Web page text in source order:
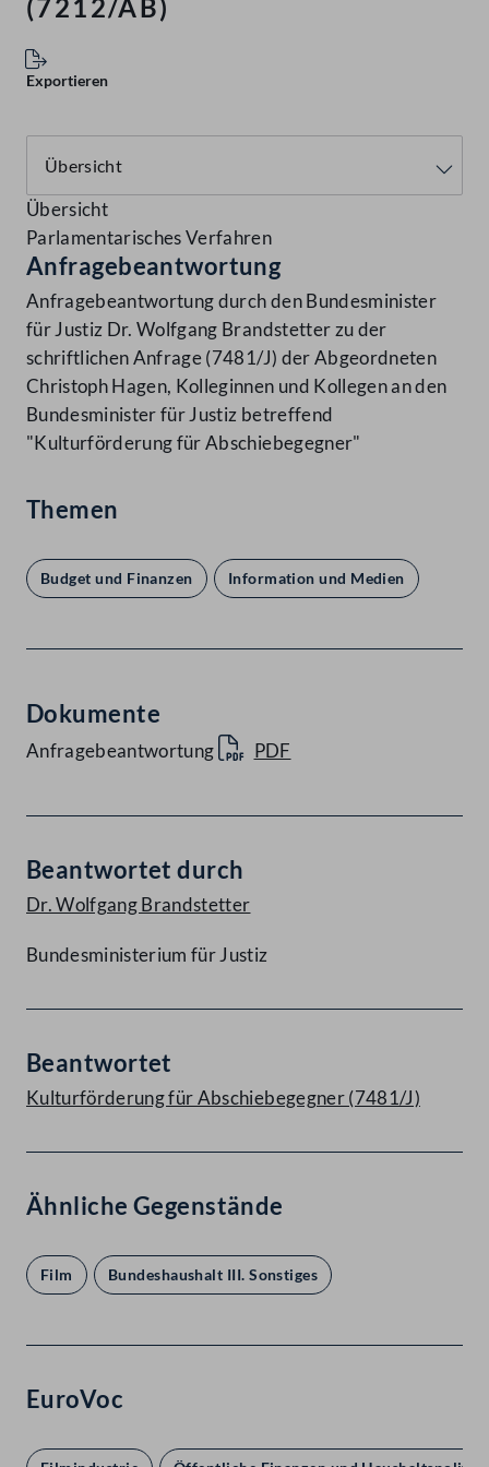
(7212/AB)
Exportieren
Übersicht
Parlamentarisches Verfahren
Anfragebeantwortung
Anfragebeantwortung durch den Bundesminister
für Justiz Dr. Wolfgang Brandstetter zu der
schriftlichen Anfrage (7481/J) der Abgeordneten
Christoph Hagen, Kolleginnen und Kollegen an den
Bundesminister für Justiz betreffend
"Kulturförderung für Abschiebegegner"
Themen
Budget und Finanzen Information und Medien
Dokumente
Anfragebeantwortung PDF
Beantwortet durch
Dr. Wolfgang Brandstetter
Bundesministerium für Justiz
Beantwortet
Kulturförderung für Abschiebegegner (7481/J)
Ähnliche Gegenstände
Film Bundeshaushalt III. Sonstiges
EuroVoc